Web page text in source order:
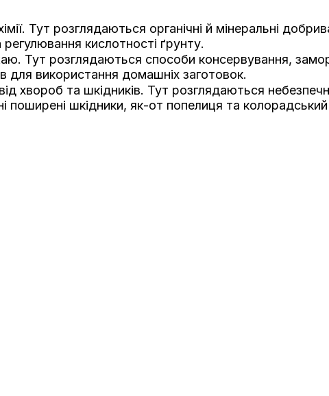
Тут розглядаються органічні й мінеральні
кислотності ґрунту.
Тут розглядаються способи консервування,
для використання домашніх заготовок.
хвороб та шкідників. Тут розглядаються
поширені шкідники, як-от попелиця та